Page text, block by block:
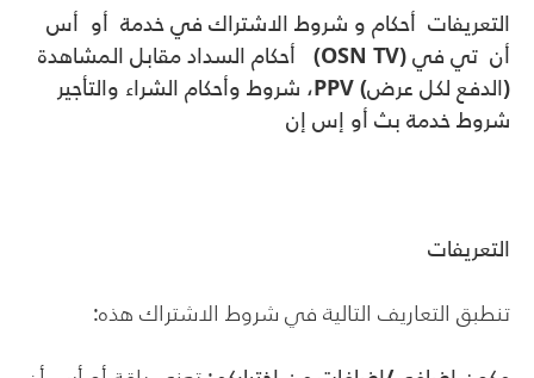
التعريفات أحكام و شروط الاشتراك في خدمة أو أس
أن تي في(
OSN TV
) أحكام السداد مقابل المشاهدة
(الدفع لكل عرض)PPV، شروط وأحكام الشراء والتأجير
شروط خدمة بث أو إس إن
التعريفات
تنطبق التعاريف التالية في شروط الاشتراك هذه: